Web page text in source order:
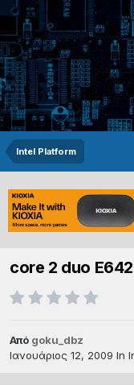
Intel Platform
core 2 duo
Από goku_dbz
Ιανουάριος 12, 2009 In